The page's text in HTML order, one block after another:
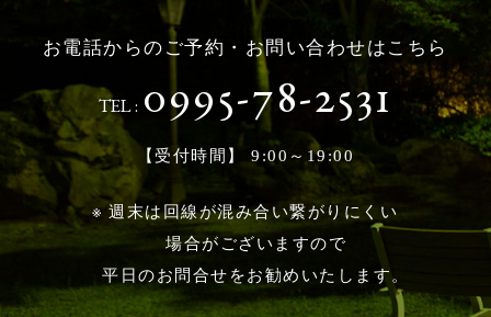
お電話からのご予約・お問い合わせはこちら
TEL : 0995-78-2531
【受付時間】 9:00～19:00
※ 週末は回線が混み合い繋がりにくい
場合がございますので
平日のお問合せをお勧めいたします。